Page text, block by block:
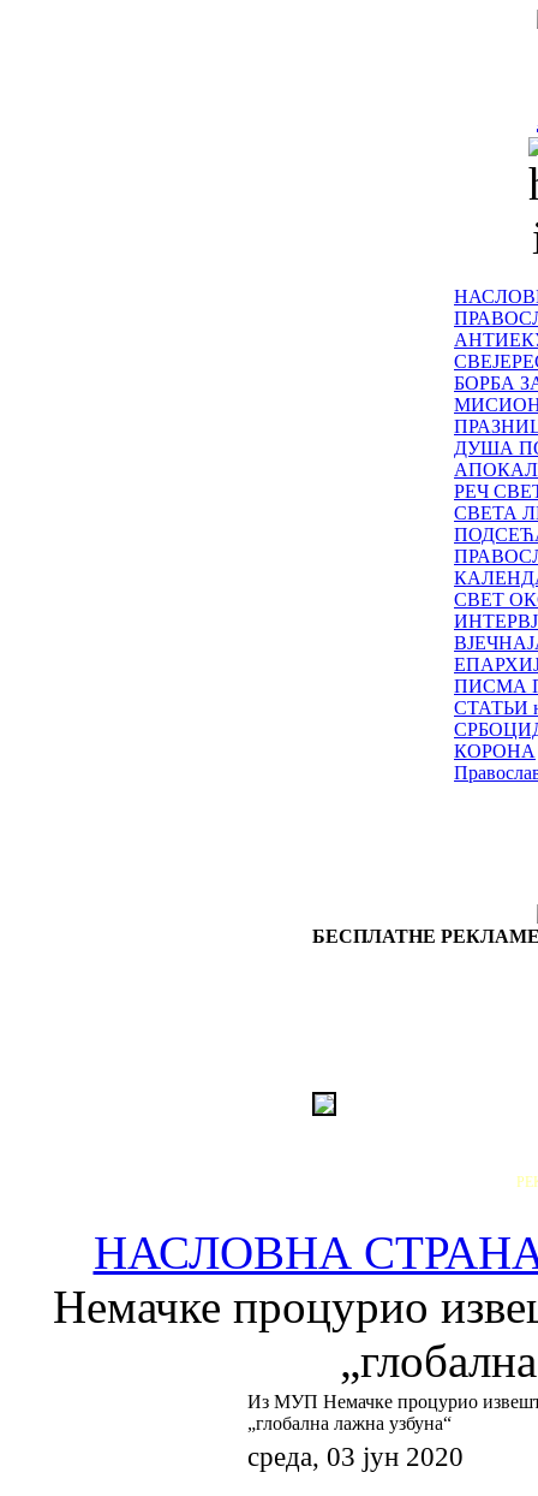
БОРБА
ДУША
РЕЧ
СВЕТА
СВЕТ
ПИСМА
СТАТЬИ
КОРОНА
БЕСПЛАТНЕ
НАСЛОВНА
Немачке процурио
Из МУП Немачке процурио
„глобална лажна узбуна“
среда, 03 јун 2020